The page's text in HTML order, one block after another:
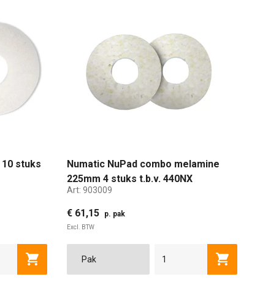
10 stuks
Toevoegen aan winkelwagen
Numatic NuPad combo melamine
225mm 4 stuks t.b.v. 440NX
Art: 903009
€ 61,15 p. pak
Excl. BTW
Toevoegen